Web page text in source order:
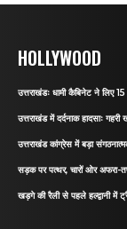
HOLLYWOOD
उत्तराखंडः धामी कैबिनेट ने लिए 15
उत्तराखंड में दर्दनाक हादसाः गहरी
उत्तराखंड कांग्रेस में बड़ा
सड़क पर पत्थर, चारों ओर अफरा-
खड़गे की रैली से पहले हल्द्वानी में